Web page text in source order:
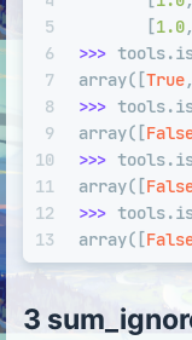
5
6
7
8
9
10
11
12
13
       [
1.0
>>>
array([True,
>>>
array([
>>>
array([
>>>
array([
3